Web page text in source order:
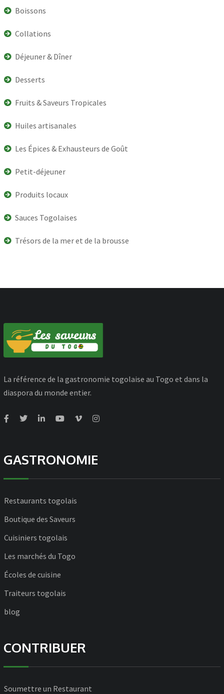
Boissons
Collations
Déjeuner & Dîner
Desserts
Fruits & Saveurs Tropicales
Huiles artisanales
Les Épices & Exhausteurs de Goût
Petit-déjeuner
Produits locaux
Sauces Togolaises
Trésors de la mer et de la brousse
La référence de la gastronomie togolaise au Togo et dans la
diaspora du monde entier.
GASTRONOMIE
Restaurants togolais
Boutique des Saveurs
Cuisiniers togolais
Les marchés du Togo
Écoles de cuisine
Traiteurs togolais
blog
CONTRIBUER
Soumettre un Restaurant